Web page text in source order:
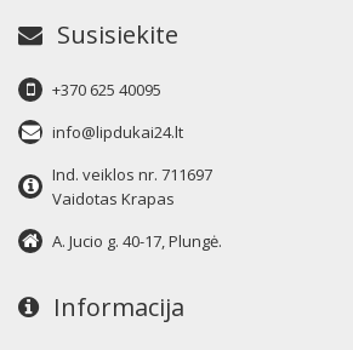
Susisiekite
+370 625 40095
info@lipdukai24.lt
Ind. veiklos nr. 711697
Vaidotas Krapas
A. Jucio g. 40-17, Plungė.
Informacija